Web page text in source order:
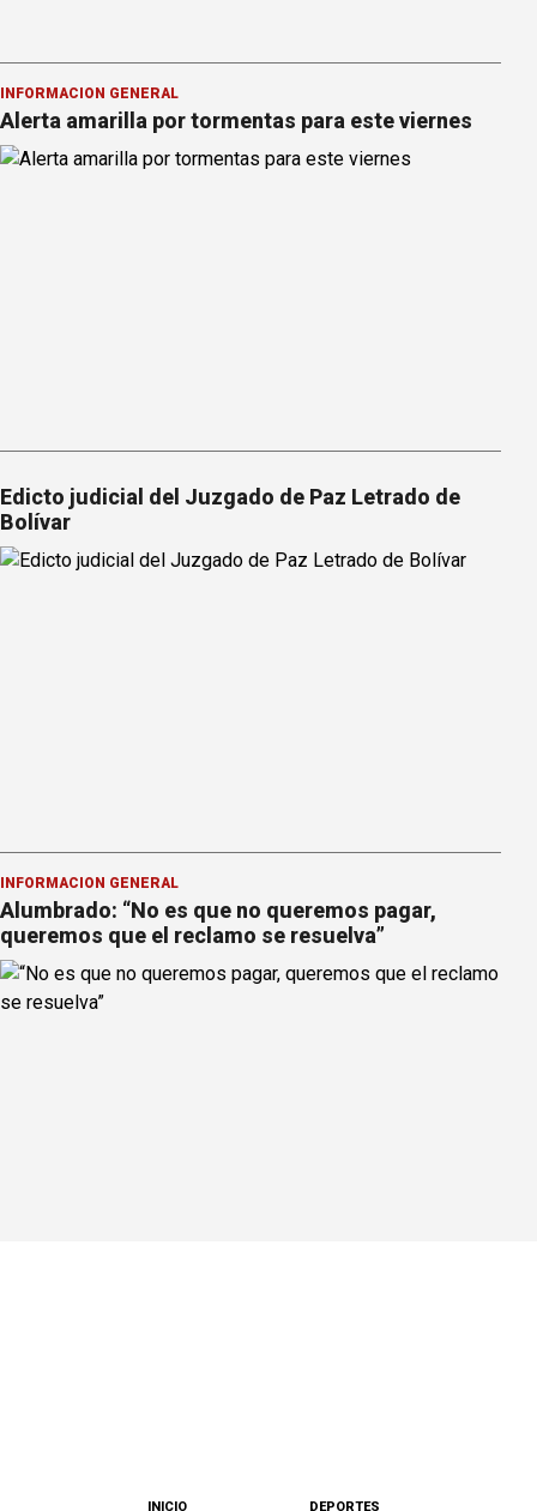
INFORMACION GENERAL
Alerta amarilla por tormentas para este viernes
Edicto judicial del Juzgado de Paz Letrado de
Bolívar
INFORMACION GENERAL
Alumbrado: “No es que no queremos pagar,
queremos que el reclamo se resuelva”
INICIO DEPORTES